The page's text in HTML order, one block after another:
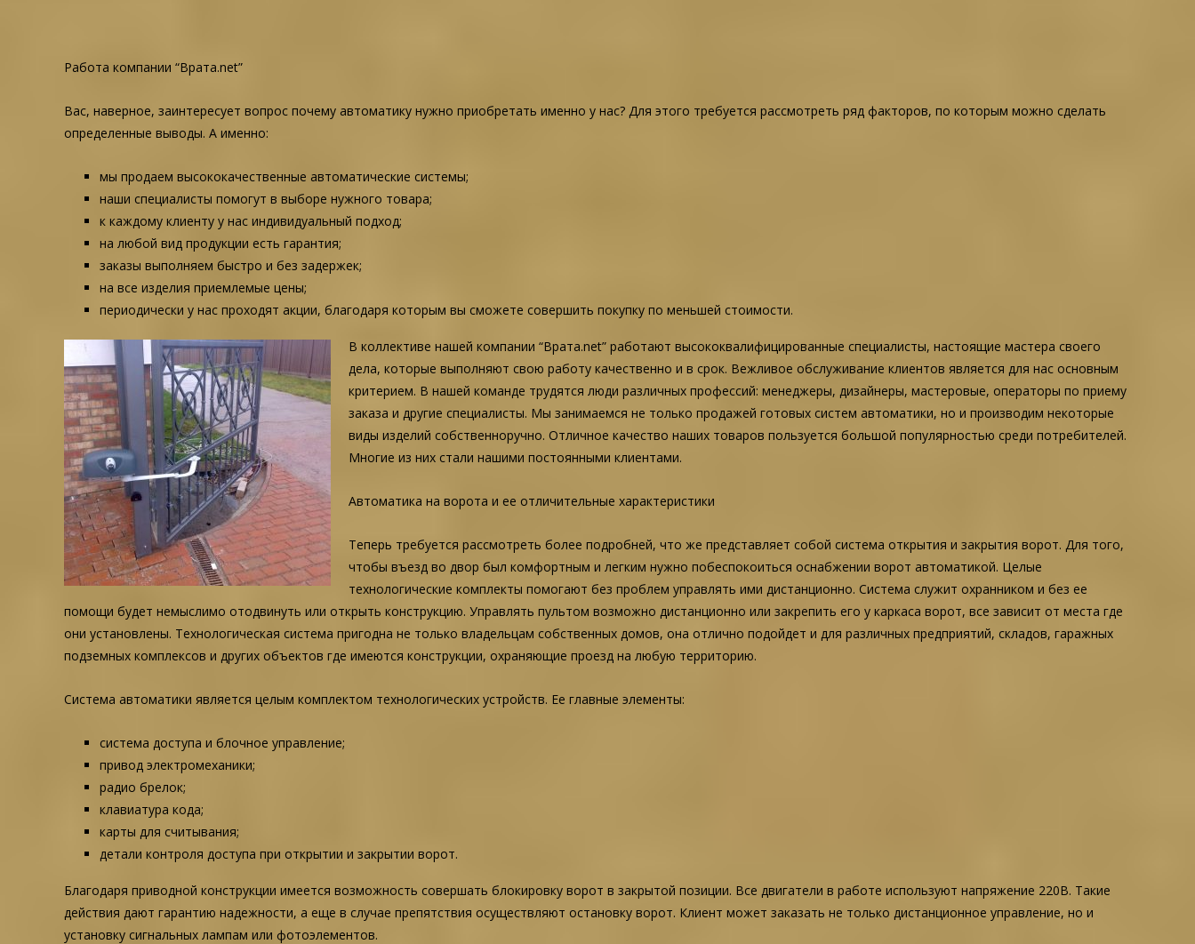
Работа компании “Врата.net”
Вас, наверное, заинтересует вопрос почему автоматику нужно приобретать именно у нас? Для этого требуется рассмотреть ряд факторов, по которым можно сделать
определенные выводы. А именно:
мы продаем высококачественные автоматические системы;
наши специалисты помогут в выборе нужного товара;
к каждому клиенту у нас индивидуальный подход;
на любой вид продукции есть гарантия;
заказы выполняем быстро и без задержек;
на все изделия приемлемые цены;
периодически у нас проходят акции, благодаря которым вы сможете совершить покупку по меньшей стоимости.
В коллективе нашей компании “Врата.net” работают высококвалифицированные специалисты, настоящие мастера своего
дела, которые выполняют свою работу качественно и в срок. Вежливое обслуживание клиентов является для нас основным
критерием. В нашей команде трудятся люди различных профессий: менеджеры, дизайнеры, мастеровые, операторы по приему
заказа и другие специалисты. Мы занимаемся не только продажей готовых систем автоматики, но и производим некоторые
виды изделий собственноручно. Отличное качество наших товаров пользуется большой популярностью среди потребителей.
Многие из них стали нашими постоянными клиентами.
Автоматика на ворота и ее отличительные характеристики
Теперь требуется рассмотреть более подробней, что же представляет собой система открытия и закрытия ворот. Для того,
чтобы въезд во двор был комфортным и легким нужно побеспокоиться оснабжении ворот автоматикой. Целые
технологические комплекты помогают без проблем управлять ими дистанционно. Система служит охранником и без ее
помощи будет немыслимо отодвинуть или открыть конструкцию. Управлять пультом возможно дистанционно или закрепить его у каркаса ворот, все зависит от места где
они установлены. Технологическая система пригодна не только владельцам собственных домов, она отлично подойдет и для различных предприятий, складов, гаражных
подземных комплексов и других объектов где имеются конструкции, охраняющие проезд на любую территорию.
Система автоматики является целым комплектом технологических устройств. Ее главные элементы:
система доступа и блочное управление;
привод электромеханики;
радио брелок;
клавиатура кода;
карты для считывания;
детали контроля доступа при открытии и закрытии ворот.
Благодаря приводной конструкции имеется возможность совершать блокировку ворот в закрытой позиции. Все двигатели в работе используют напряжение 220В. Такие
действия дают гарантию надежности, а еще в случае препятствия осуществляют остановку ворот. Клиент может заказать не только дистанционное управление, но и
установку сигнальных лампам или фотоэлементов.